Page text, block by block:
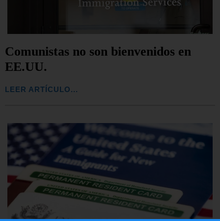
Comunistas no son bienvenidos en
EE.UU.
LEER ARTÍCULO...